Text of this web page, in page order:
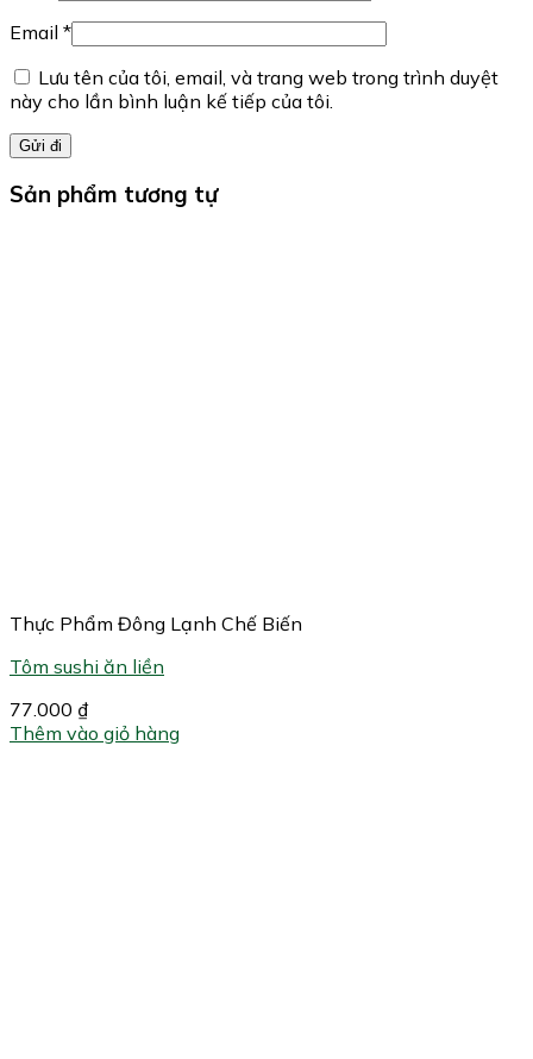
Email *
Lưu tên của tôi, email, và trang web trong trình duyệt
này cho lần bình luận kế tiếp của tôi.
Sản phẩm tương tự
Thực Phẩm Đông Lạnh Chế Biến
Tôm sushi ăn liền
77.000 ₫
Thêm vào giỏ hàng